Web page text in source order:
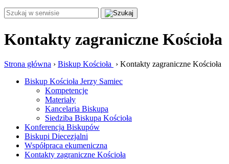
Kontakty zagraniczne Kościoła
Strona główna › Biskup Kościoła › Kontakty zagraniczne Kościoła
Biskup Kościoła Jerzy Samiec
Kompetencje
Materiały
Kancelaria Biskupa
Siedziba Biskupa Kościoła
Konferencja Biskupów
Biskupi Diecezjalni
Współpraca ekumeniczna
Kontakty zagraniczne Kościoła